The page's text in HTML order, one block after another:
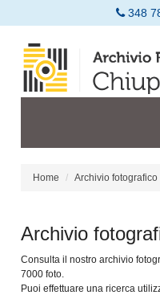
348
Home Archivio fotografico
Archivio
Consulta il nostro archivio
7000 foto.
Puoi effettuare una ricerca